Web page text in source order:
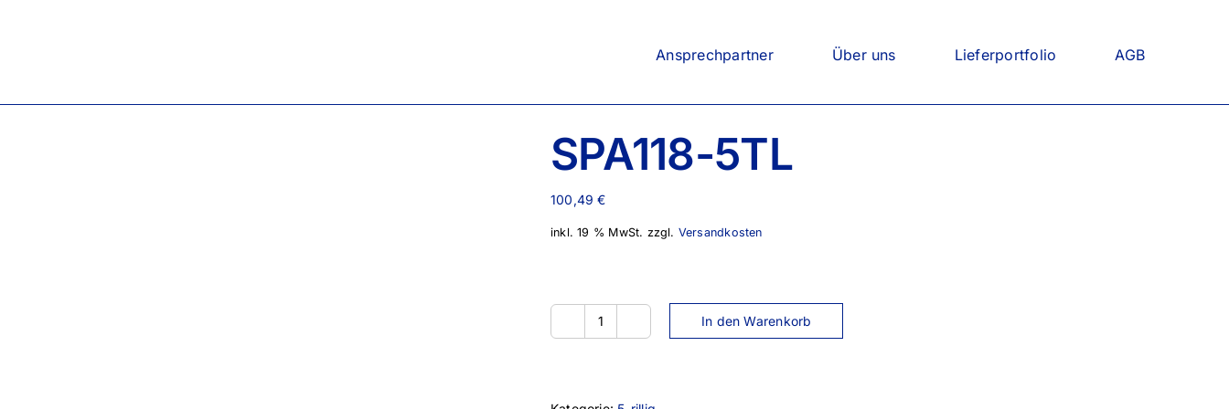
Ansprechpartner Über uns Lieferportfolio AGB
SPA118-5TL
100,49€
inkl. 19 % MwSt. zzgl. Versandkosten
SPA118-
In den Warenkorb